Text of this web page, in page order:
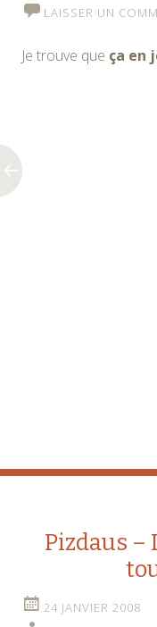
LAISSER UN
Je trouve que ça en
Pizdaus –
24 JANVIER 2008